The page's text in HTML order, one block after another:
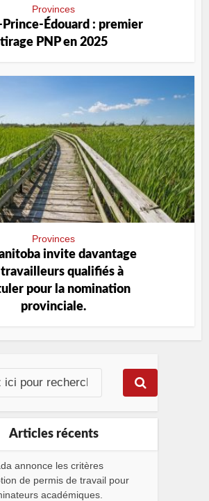
Provinces
Prince-Édouard : premier
tirage PNP en 2025
Provinces
invite davantage
qualifiés à
pour la nomination
provinciale.
Articles récents
annonce les critères
de permis de travail pour
académiques.